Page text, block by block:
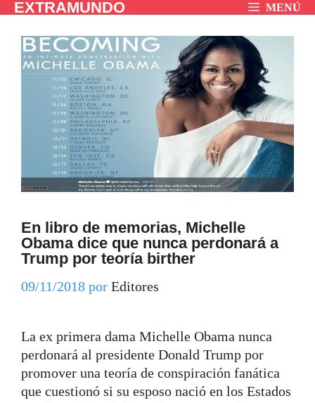
Saltar
contenido
EXTRAMUNDO MENÚ
En libro de memorias, Michelle
Obama dice que nunca perdonará a
Trump por teoría birther
09/11/2018 por Editores
La ex primera dama Michelle Obama nunca
perdonará al presidente Donald Trump por
promover una teoría de conspiración fanática
que cuestionó si su esposo nació en los Estados